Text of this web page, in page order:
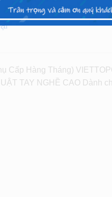
Cấp Hàng Tháng)
TAY NGHỀ CAO Dành